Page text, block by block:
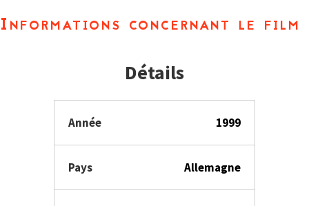
Informations concernant le film
Détails
Année 1999
Pays Allemagne